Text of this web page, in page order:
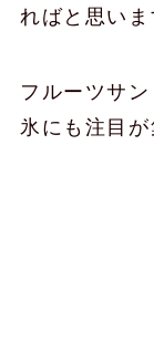
ればと思いま
フルーツサ
氷にも注目が